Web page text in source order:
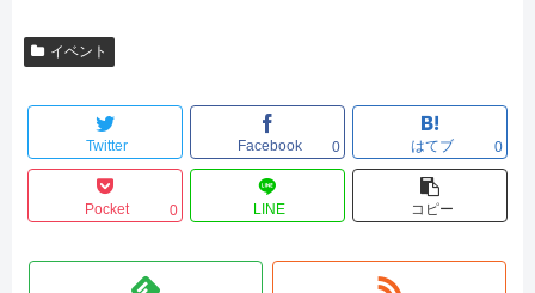
イベント
Twitter Facebook 0 はてブ 0
Pocket 0 LINE コピー